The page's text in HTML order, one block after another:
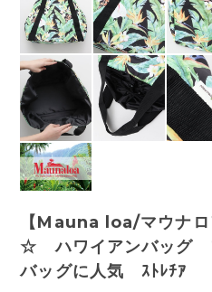
【Mauna loa/マウナ
☆ ハワイアンバッグ
バッグに人気 ｽﾄﾚﾁｱ